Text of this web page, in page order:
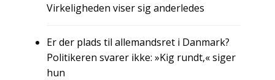
Virkeligheden viser sig anderledes
Er der plads til allemandsret i Danmark?
Politikeren svarer ikke: »Kig rundt,« siger
hun